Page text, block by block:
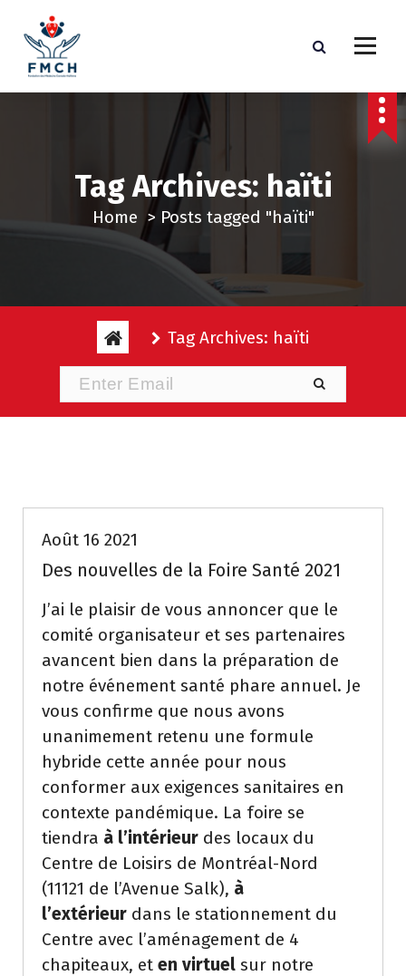
p
Tag Archives: haïti
Home > Posts tagged "haïti"
Tag Archives: haïti
Août 16 2021
Des nouvelles de la Foire Santé 2021
J’ai le plaisir de vous annoncer que le
comité organisateur et ses partenaires
avancent bien dans la préparation de
notre événement santé phare annuel. Je
vous confirme que nous avons
unanimement retenu une formule
hybride cette année pour nous
conformer aux exigences sanitaires en
contexte pandémique. La foire se
tiendra à l’intérieur des locaux du
Centre de Loisirs de Montréal-Nord
(11121 de l’Avenue Salk), à
l’extérieur dans le stationnement du
Centre avec l’aménagement de 4
chapiteaux, et en virtuel sur notre